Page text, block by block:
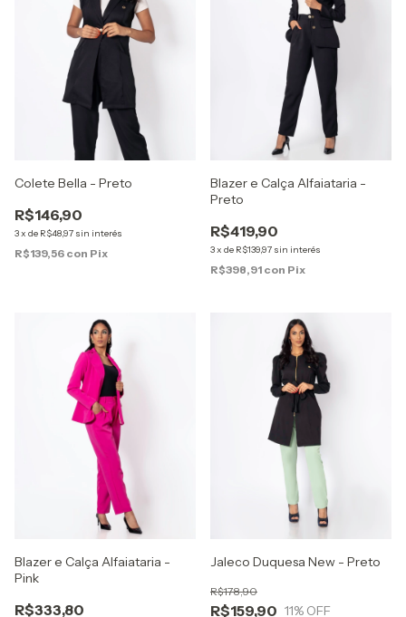
Colete Bella - Preto
R$146,90
3x de R$48,97 sin interés
R$139,56 con Pix
Blazer e Calça Alfaiataria -
Preto
R$419,90
3x de R$139,97 sin interés
R$398,91 con Pix
Blazer e Calça Alfaiataria -
Pink
R$333,80
Jaleco Duquesa New - Preto
R$159,90
R$178,90
11% OFF